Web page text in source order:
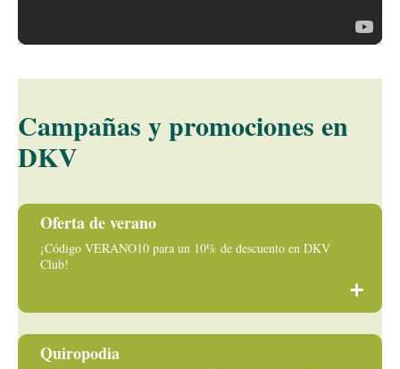
Campañas y promociones en
DKV
Oferta de verano
¡Código VERANO10 para un 10% de descuento en DKV
Club!
Quiropodia